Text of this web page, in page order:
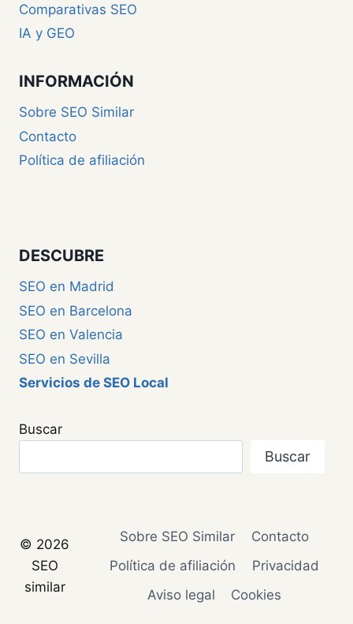
Comparativas SEO
IA y GEO
INFORMACIÓN
Sobre SEO Similar
Contacto
Política de afiliación
DESCUBRE
SEO en Madrid
SEO en Barcelona
SEO en Valencia
SEO en Sevilla
Servicios de SEO Local
Buscar
Buscar
© 2026
SEO
similar
Sobre SEO Similar
Contacto
Política de afiliación
Privacidad
Aviso legal
Cookies